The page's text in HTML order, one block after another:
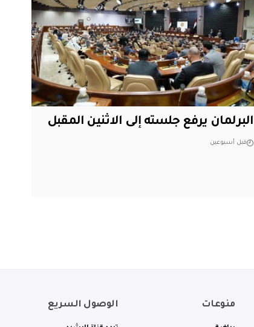
البرلمان يرفع جلسته إلى الاثنين المقبل
قبل أسبوعين
منوعات الوصول السريع